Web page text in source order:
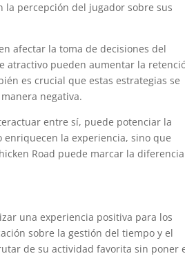
percepción del jugador sobre sus
afectar la toma de decisiones del
atractivo pueden aumentar la
es crucial que estas estrategias se
negativa.
entre sí, puede potenciar la
enriquecen la experiencia, sino que
Road puede marcar la
una experiencia positiva para los
sobre la gestión del tiempo y el
de su actividad favorita sin poner